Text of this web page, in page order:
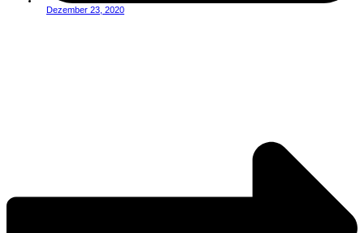
Dezember 23, 2020